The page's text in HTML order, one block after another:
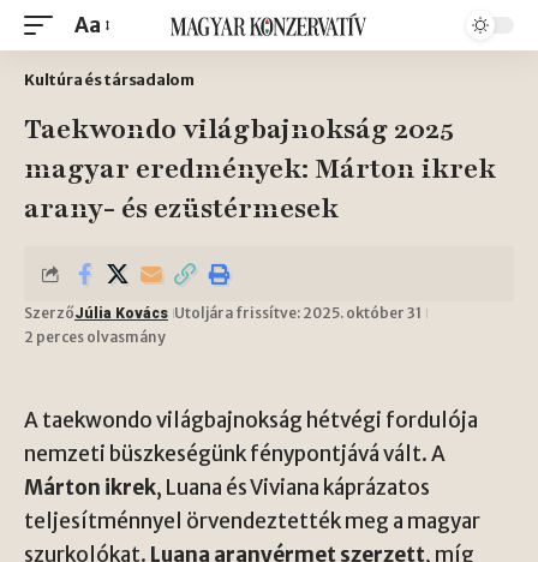
Aa
Kultúra és társadalom
Taekwondo világbajnokság 2025
magyar eredmények: Márton ikrek
arany- és ezüstérmesek
SzerzőJúlia Kovács Utoljára frissítve: 2025. október 31
2 perces olvasmány
A taekwondo világbajnokság hétvégi fordulója
nemzeti büszkeségünk fénypontjává vált. A
Márton ikrek, Luana és Viviana káprázatos
teljesítménnyel örvendeztették meg a magyar
szurkolókat. Luana aranyérmet szerzett, míg